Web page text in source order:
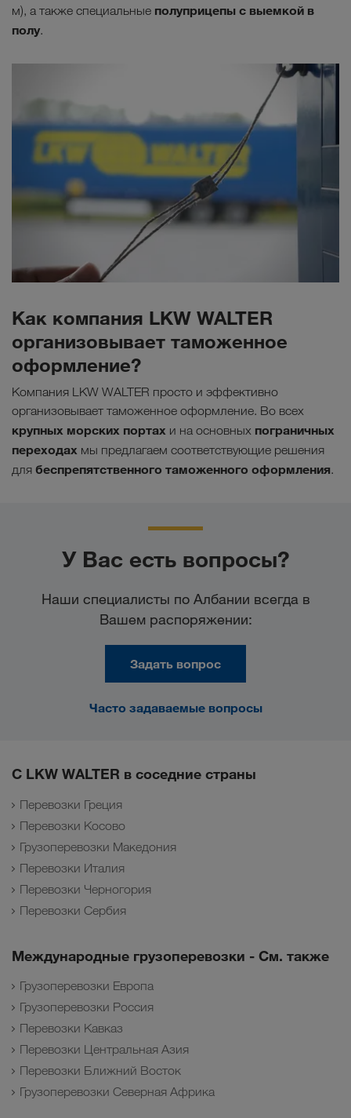
м), а также специальные полуприцепы с выемкой в
полу.
Как компания LKW WALTER
организовывает таможенное
оформление?
Компания LKW WALTER просто и эффективно
организовывает таможенное оформление. Во всех
крупных морских портах и на основных пограничных
переходах мы предлагаем соответствующие решения
для беспрепятственного таможенного оформления.
У Вас есть вопросы?
Наши специалисты по Албании всегда в
Вашем распоряжении:
Задать вопрос
Часто задаваемые вопросы
С LKW WALTER в соседние страны
Перевозки Греция
Перевозки Косово
Грузоперевозки Македония
Перевозки Италия
Перевозки Черногория
Перевозки Сербия
Международные грузоперевозки - См. также
Грузоперевозки Европа
Грузоперевозки Россия
Перевозки Кавказ
Перевозки Центральная Азия
Перевозки Ближний Восток
Грузоперевозки Северная Африка